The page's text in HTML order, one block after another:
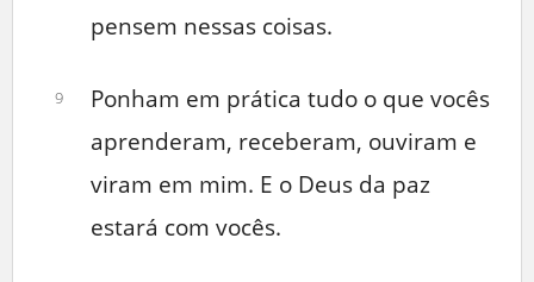
pensem nessas coisas.
9
Ponham em prática tudo o que vocês
aprenderam, receberam, ouviram e
viram em mim. E o Deus da paz
estará com vocês.